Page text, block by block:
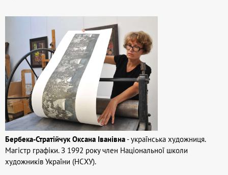
Бербека-Стратійчук Оксана Іванівна- українська художниця.
Магістр графіки. З 1992 року член Національної школи
художників України (НСХУ).